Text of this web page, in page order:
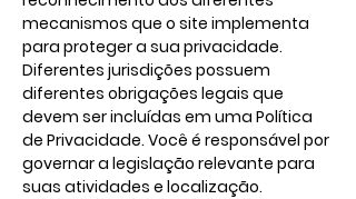
mecanismos que o site implementa
para proteger a sua privacidade.
Diferentes jurisdições possuem
diferentes obrigações legais que
devem ser incluídas em uma Política
de Privacidade. Você é responsável por
governar a legislação relevante para
suas atividades e localização.